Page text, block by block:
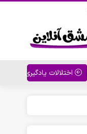
اختلالات یادگیری